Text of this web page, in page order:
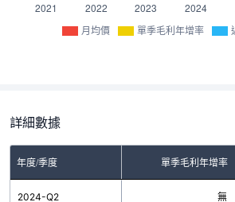
月均價 單季毛利年增率
詳細數據
年度/季度 單季毛利年增率
2024-Q2 無